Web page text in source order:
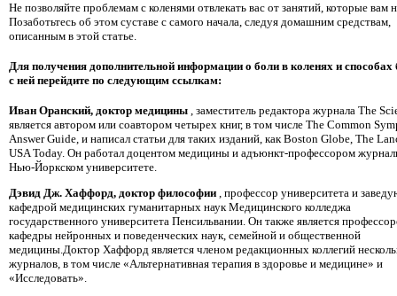
Не позволяйте проблемам с коленями отвлекать вас от занятий, которые вам
Позаботьтесь об этом суставе с самого начала, следуя домашним средствам,
описанным в этой статье.
Для получения дополнительной информации о боли в коленях и
с ней перейдите по следующим ссылкам:
Иван Оранский, доктор медицины , заместитель редактора журнала The
является автором или соавтором четырех книг, в том числе The Common
Answer Guide, и написал статьи для таких изданий, как Boston Globe, The
USA Today. Он работал доцентом медицины и адъюнкт-профессором
Нью-Йоркском университете.
Дэвид Дж. Хаффорд, доктор философии , профессор университета и
кафедрой медицинских гуманитарных наук Медицинского колледжа
государственного университета Пенсильвании. Он также является
кафедры нейронных и поведенческих наук, семейной и общественной
медицины.Доктор Хаффорд является членом редакционных коллегий
журналов, в том числе «Альтернативная терапия в здоровье и медицине» и
«Исследовать».